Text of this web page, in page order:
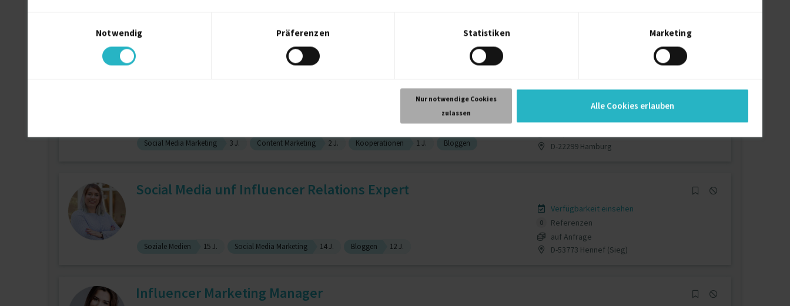
Notwendig
Präferenzen Statistiken Marketing
Nur notwendige Cookies
zulassen
Alle Cookies erlauben
Social Media Marketing 3 J. Content Marketing 2 J. Kooperationen 1 J. Bloggen
Verfügbarkeit einsehen
D-22299 Hamburg
Social Media unf Influencer Relations Expert
Soziale Medien 15 J. Social Media Marketing 14 J. Bloggen 12 J.
Verfügbarkeit einsehen
0
Referenzen
auf Anfrage
D-53773 Hennef (Sieg)
Influencer Marketing Manager